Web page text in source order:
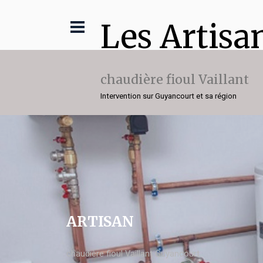
Les
chaudière fioul Vaillant
Intervention sur Guyancourt et sa région
ARTISAN
chaudière fioul Vaillant Guyancourt